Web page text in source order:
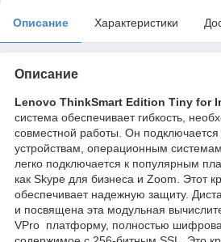
Описание Характеристики
Описание
Lenovo ThinkSmart Edition Tiny for
система обеспечивает гибкость,
совместной работы. Он
устройствам, операционным
легко подключается к популярным
как Skype для бизнеса и Zoom. Этот
обеспечивает надежную защиту.
и посвящена эта модульная
VPro платформу, полностью